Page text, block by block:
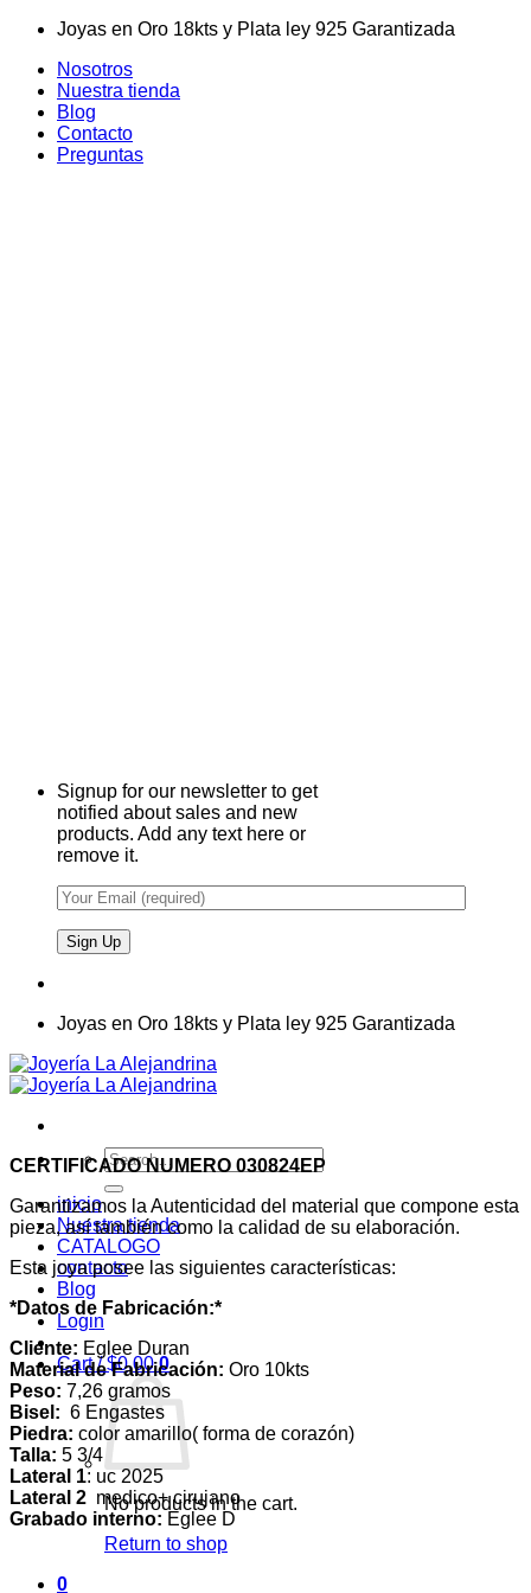
Skip
content
Joyas en Oro 18kts y Plata ley 925 Garantizada
Nosotros
Nuestra tienda
Blog
Contacto
Preguntas
Signup for our newsletter to get
notified about sales and new
products. Add any text here or
remove it.
Joyas en Oro 18kts y Plata ley 925 Garantizada
Search
for:
inicio
Nuestra tienda
CATALOGO
contacto
Blog
Login
Cart /$0,00 0
No products in the cart.
Return to shop
0
CERTIFICADO NUMERO 030824EP
Garantizamos la Autenticidad del material que compone esta
pieza, así también como la calidad de su elaboración.
Esta joya posee las siguientes características:
*Datos de Fabricación:*
Cliente: Eglee Duran
Material de Fabricación: Oro 10kts
Peso: 7,26 gramos
Bisel: 6 Engastes
Piedra: color amarillo( forma de corazón)
Talla: 5 3/4
Lateral 1: uc 2025
Lateral 2 medico+ cirujano
Grabado interno: Eglee D